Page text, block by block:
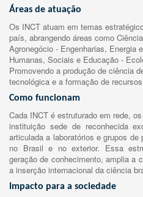
Áreas de atuação
Os INCT atuam em temas
país, abrangendo áreas como
Agronegócio - Engenharias, Energia
Humanas, Sociais e Educação -
Promovendo a produção de ciência
tecnológica e a formação de
Como funcionam
Cada INCT é estruturado em rede,
instituição sede de reconhecida
articulada a laboratórios e grupos
no Brasil e no exterior. Essa
geração de conhecimento, amplia a
a inserção internacional da ciência
Impacto para a sociedade